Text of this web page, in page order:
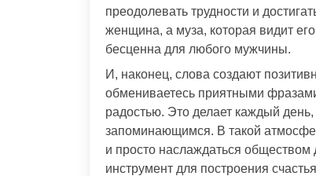
преодолевать трудности и
женщина, а муза, которая видит
бесценна для любого мужчины.
И, наконец, слова создают
обмениваетесь приятными
радостью. Это делает каждый
запоминающимся. В такой
и просто наслаждаться обществом
инструмент для построения